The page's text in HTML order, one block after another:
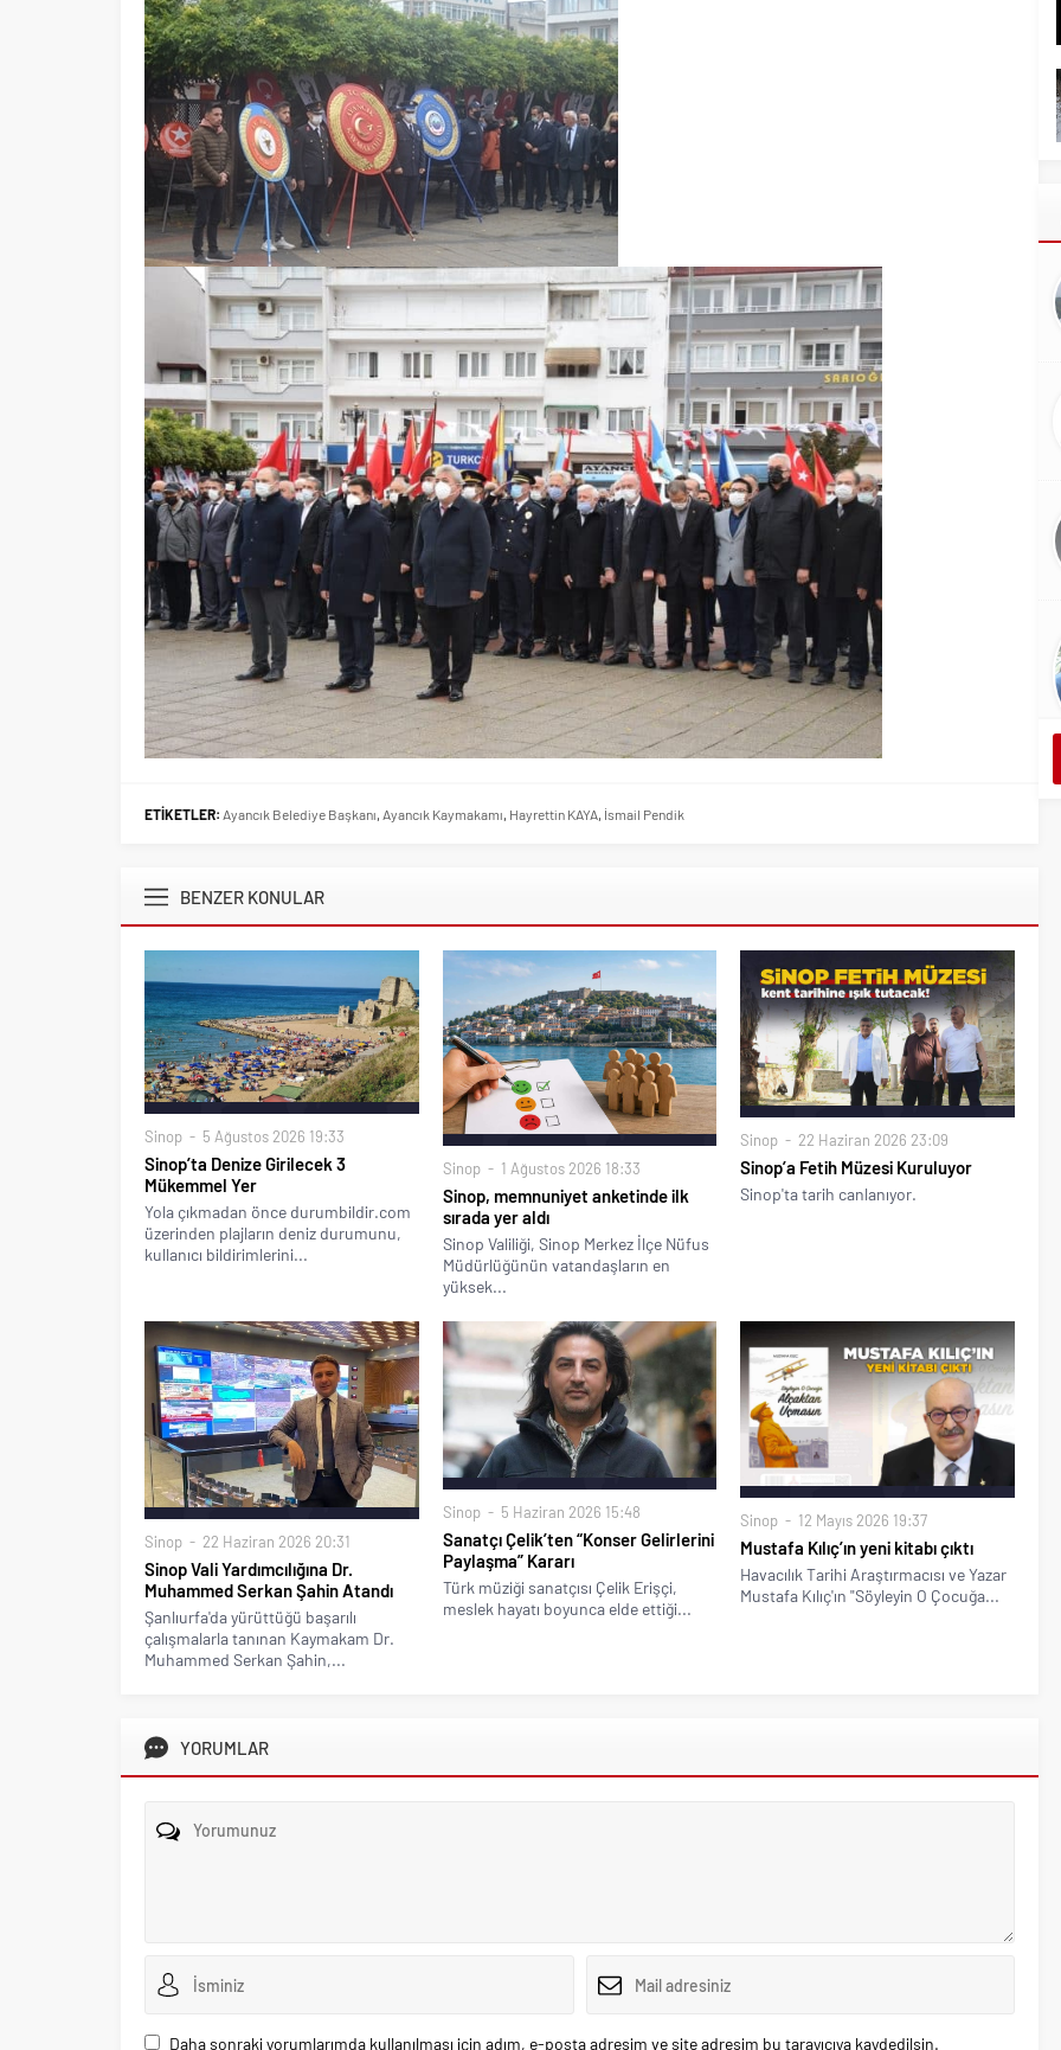
ETİKETLER: Ayancık Belediye Başkanı, Ayancık Kaymakamı, Hayrettin KAYA, İsmail Pendik
BENZER KONULAR
Sinop 5 Ağustos 2026 19:33
Sinop’ta Denize Girilecek 3
Mükemmel Yer
Yola çıkmadan önce durumbildir.com
üzerinden plajların deniz durumunu,
kullanıcı bildirimlerini...
Sinop 1 Ağustos 2026 18:33
Sinop, memnuniyet anketinde ilk
sırada yer aldı
Sinop Valiliği, Sinop Merkez İlçe Nüfus
Müdürlüğünün vatandaşların en
yüksek...
Sinop 22 Haziran 2026 23:09
Sinop’a Fetih Müzesi Kuruluyor
Sinop'ta tarih canlanıyor.
Sinop 22 Haziran 2026 20:31
Sinop Vali Yardımcılığına Dr.
Muhammed Serkan Şahin Atandı
Şanlıurfa'da yürüttüğü başarılı
çalışmalarla tanınan Kaymakam Dr.
Muhammed Serkan Şahin,...
Sinop 5 Haziran 2026 15:48
Sanatçı Çelik’ten “Konser Gelirlerini
Paylaşma” Kararı
Türk müziği sanatçısı Çelik Erişçi,
meslek hayatı boyunca elde ettiği...
Sinop 12 Mayıs 2026 19:37
Mustafa Kılıç’ın yeni kitabı çıktı
Havacılık Tarihi Araştırmacısı ve Yazar
Mustafa Kılıç'ın "Söyleyin O Çocuğa...
YORUMLAR
Daha sonraki yorumlarımda kullanılması için adım, e-posta adresim ve site adresim bu tarayıcıya kaydedilsin.